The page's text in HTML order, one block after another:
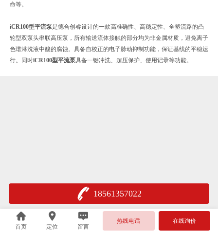
命等。
iCR100型平流泵是德合创睿设计的一款高准确性、高稳定性、全塑流路的凸
轮型双泵头串联高压泵，所有输送流体接触的部分均为非金属材质，避免离子
色谱淋洗液中酸的腐蚀。具备自校正的电子脉动抑制功能，保证基线的平稳运
行。同时iCR100型平流泵具备一键冲洗、超压保护、使用记录等功能。
18561357022
首页 定位 留言
热线电话 在线询价